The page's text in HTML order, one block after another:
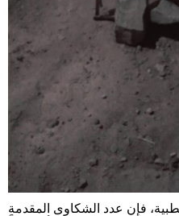
فإن عدد الشكاوى المقدمة